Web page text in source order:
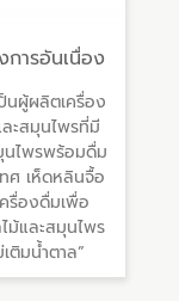
ารอันเนื่อง
นผู้ผลิตเครื่อง
ะสมุนไพรที่มี
นไพรพร้อมดื่ม
ศ เห็ดหลินจื้อ
รื่องดื่มเพื่อ
ม้และสมุนไพร
ติมน้ำตาล”